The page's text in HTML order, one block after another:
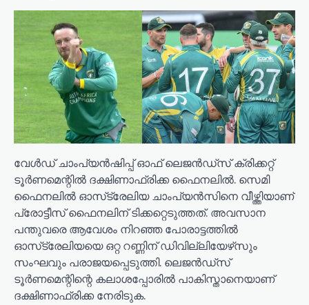
വേള്‍ഡ് ചാംപ്യന്‍ഷിപ്പ് ഓഫ് ലെജന്‍ഡ്‌സ് ക്രിക്കറ്റ്
ടൂര്‍ണമെന്റില്‍ ദക്ഷിണാഫ്രിക്ക ഫൈനലില്‍. സെമി
ഫൈനലില്‍ ഓസ്‌ട്രേലിയ ചാംപ്യന്‍സിനെ വീഴ്ത്തിയാണ്
പ്രോട്ടീസ് ഫൈനലിന് ടിക്കറ്റെടുത്തത്. അവസാന
പന്തുവരെ ആവേശം നിറഞ്ഞ പോരാട്ടത്തില്‍
ഓസ്‌ട്രേലിയയെ ഒറ്റ റണ്ണിന് ഡിവില്ലിയേഴ്‌സും
സംഘവും പരാജയപ്പെടുത്തി. ലെജന്‍ഡ്‌സ്
ടൂര്‍ണമെന്റിന്റെ കലാശപ്പോരില്‍ പാകിസ്താനെയാണ്
ദക്ഷിണാഫ്രിക്ക നേരിടുക.